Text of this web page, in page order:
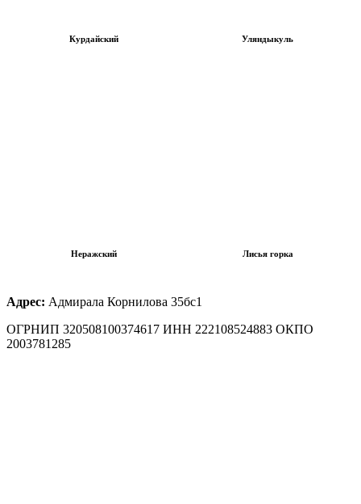
Курдайский Уляндыкуль
Неражский Лисья горка
Адрес: Адмирала Корнилова 35бс1
ОГРНИП 320508100374617 ИНН 222108524883 ОКПО
2003781285